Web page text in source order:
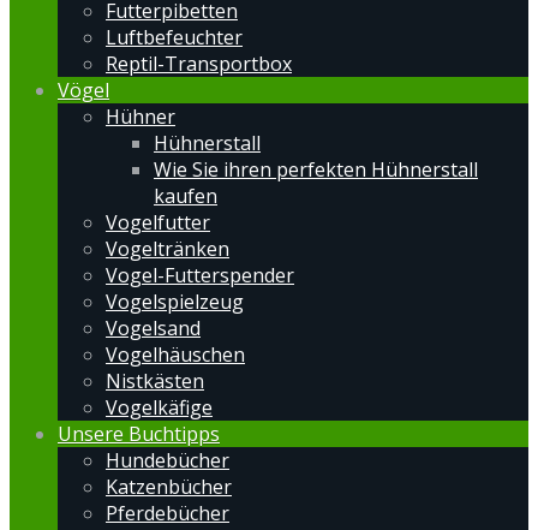
Futterpibetten
Luftbefeuchter
Reptil-Transportbox
Vögel
Hühner
Hühnerstall
Wie Sie ihren perfekten Hühnerstall
kaufen
Vogelfutter
Vogeltränken
Vogel-Futterspender
Vogelspielzeug
Vogelsand
Vogelhäuschen
Nistkästen
Vogelkäfige
Unsere Buchtipps
Hundebücher
Katzenbücher
Pferdebücher